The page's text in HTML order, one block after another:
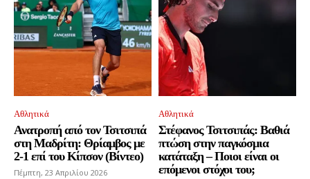
Αθλητικά
Ανατροπή από τον Τσιτσιπά
στη Μαδρίτη: Θρίαμβος με
2-1 επί του Κίπσον (Βίντεο)
Πέμπτη, 23 Απριλίου 2026
Αθλητικά
Στέφανος Τσιτσιπάς: Βαθιά
πτώση στην παγκόσμια
κατάταξη – Ποιοι είναι οι
επόμενοι στόχοι του;